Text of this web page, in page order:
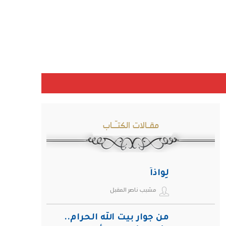
مقـالات الكتـّـاب
لِواذاً
مشبب ناصر المقبل
من جوار بيت الله الحرام..